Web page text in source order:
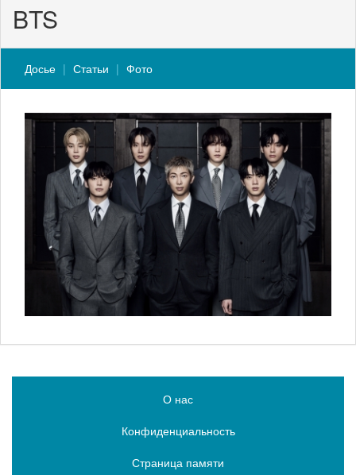
BTS
Досье Статьи Фото
О нас
Конфиденциальность
Страница памяти